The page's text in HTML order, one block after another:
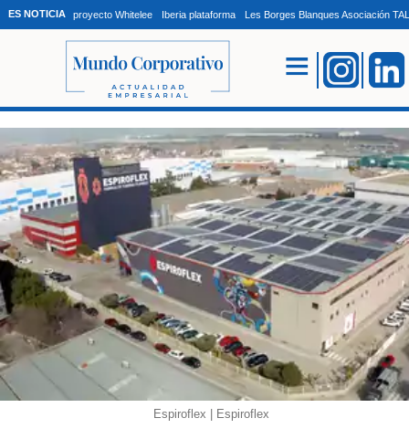
ES NOTICIA proyecto Whitelee Iberia plataforma Les Borges Blanques Asociación
Espiroflex | Espiroflex